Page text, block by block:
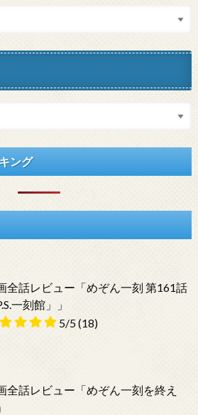
ング
全話レビュー「めぞん一刻 第161話
一刻館」」
5/5(18)
全話レビュー「めぞん一刻を終え